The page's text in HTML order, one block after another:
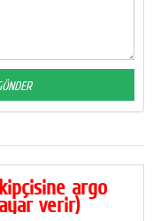
argo
verir)